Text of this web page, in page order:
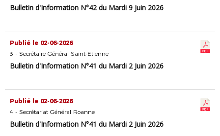
Bulletin d'Information N°42 du Mardi 9 Juin 2026
Publié le 02-06-2026
3 - Secrétaire Général Saint-Etienne
Bulletin d'Information N°41 du Mardi 2 Juin 2026
Publié le 02-06-2026
4 - Secrétariat Général Roanne
Bulletin d'Information N°41 du Mardi 2 Juin 2026